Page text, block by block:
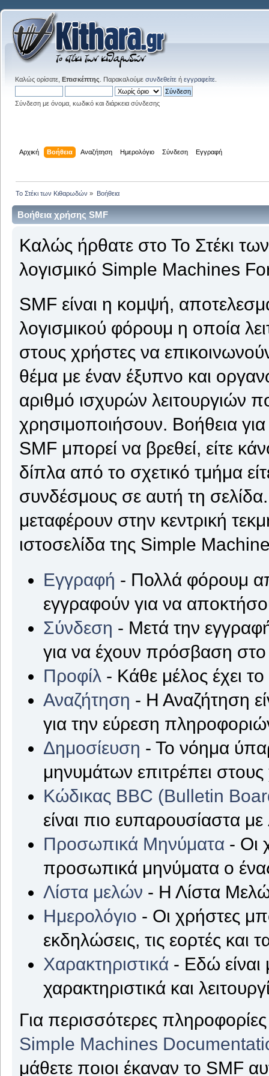
Καλώς ορίσατε, Επισκέπτης . Παρακαλούμε συνδεθείτε ή εγγραφείτε
Σύνδεση με όνομα, κωδικό και διάρκεια σύνδεσης
Αρχική Βοήθεια Αναζήτηση Ημερολόγιο Σύνδεση Εγγραφή
Το Στέκι των Κιθαρωδών » Βοήθεια
Βοήθεια χρήσης SMF
Καλώς ήρθατε στο Το Στέκι
λογισμικό Simple Machines
SMF είναι η κομψή,
λογισμικού φόρουμ η οποία
στους χρήστες να
θέμα με έναν έξυπνο και
αριθμό ισχυρών λειτουργιών
χρησιμοποιήσουν. Βοήθεια
SMF μπορεί να βρεθεί, είτε
δίπλα από το σχετικό τμήμα
συνδέσμους σε αυτή τη
μεταφέρουν στην κεντρική
ιστοσελίδα της Simple
Εγγραφή - Πολλά φόρουμ
εγγραφούν για να
Σύνδεση - Μετά την
για να έχουν πρόσβαση
Προφίλ - Κάθε μέλος έχει
Αναζήτηση - Η Αναζήτηση
για την εύρεση
Δημοσίευση - Το νόημα
μηνυμάτων επιτρέπει
Κώδικας BBC (Bulletin
είναι πιο ευπαρουσίαστα
Προσωπικά Μηνύματα - Οι
προσωπικά μηνύματα ο
Λίστα μελών - Η Λίστα
Ημερολόγιο - Οι χρήστες
εκδηλώσεις, τις εορτές και
Χαρακτηριστικά - Εδώ είναι
χαρακτηριστικά και
Για περισσότερες
Simple Machines
μάθετε ποιοι έκαναν το SMF